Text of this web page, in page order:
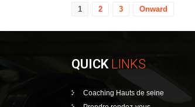
Navigation
des
1 2 3 Onward
QUICK LINKS
Coaching Hauts de seine